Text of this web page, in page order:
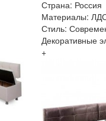
Страна: Россия
Материалы:
Стиль:
Декоративные
+